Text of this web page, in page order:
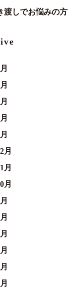
渡しでお悩みの方
月
月
月